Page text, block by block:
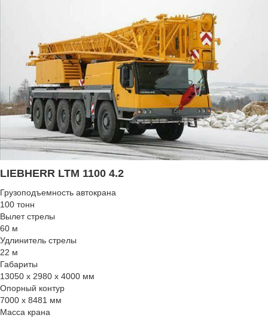
LIEBHERR LTM 1100 4.2
Грузоподъемность автокрана
100 тонн
Вылет стрелы
60 м
Удлинитель стрелы
22 м
Габариты
13050 x 2980 x 4000 мм
Опорный контур
7000 x 8481 мм
Масса крана